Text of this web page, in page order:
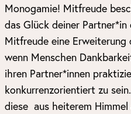
Monogamie! Mitfreude
das Glück deiner
Mitfreude eine
wenn Menschen
ihren Partner*innen
konkurrenzorientiert zu
diese aus heiterem